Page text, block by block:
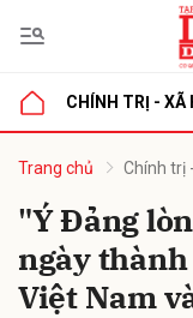
CHÍNH TRỊ - XÃ
Trang chủ Chính trị
"Ý Đảng
ngày
Việt Nam
luận